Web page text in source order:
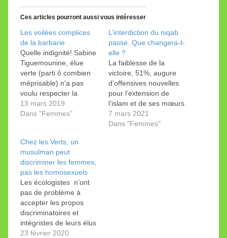
Ces articles pourront aussi vous intéresser
Les voilées complices
de la barbarie
Quelle indignité! Sabine
Tiguemounine, élue
verte (parti ô combien
méprisable) n'a pas
voulu respecter la
nouvelle loi sur la laïcité
qui lui interdit de porter
municipal. Elle s’est
assise dans le public. Il
lui était impossible
d’ôter pour quelques
heures ce symbole de…
13 mars 2019
Dans "Femmes"
L’interdiction du niqab
passe. Que changera-t-
elle ?
La faiblesse de la
victoire, 51%, augure
d’offensives nouvelles
pour l’extension de
l’islam et de ses mœurs
dans l’espace public. La
«culture de
7 mars 2021
Dans "Femmes"
Chez les Verts, un
musulman peut
discriminer les femmes,
pas les homosexuels
Les écologistes n’ont
pas de problème à
accepter les propos
discriminatoires et
intégristes de leurs élus
musulmans… sauf s’il
23 février 2020